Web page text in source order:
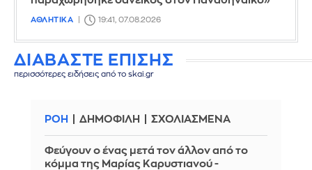
ΑΘΛΗΤΙΚΑ 19:41, 07.08.2026
ΔΙΑΒΑΣΤΕ ΕΠΙΣΗΣ
περισσότερες ειδήσεις από το skai.gr
ΡΟΗ ΔΗΜΟΦΙΛΗ ΣΧΟΛΙΑΣΜΕΝΑ
Φεύγουν ο ένας μετά τον άλλον από το
κόμμα της Μαρίας Καρυστιανού -